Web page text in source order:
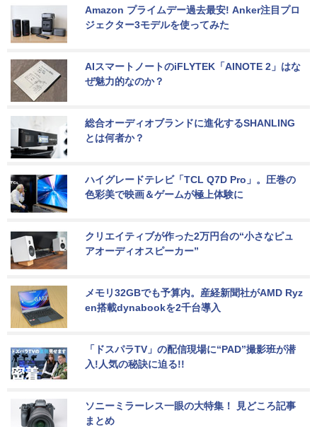
Amazon プライムデー過去最安! Anker注目プロ
ジェクター3モデルを使ってみた
AIスマートノートのiFLYTEK「AINOTE 2」はな
ぜ魅力的なのか？
総合オーディオブランドに進化するSHANLING
とは何者か？
ハイグレードテレビ「TCL Q7D Pro」。圧巻の
色彩美で映画＆ゲームが極上体験に
クリエイティブが作った2万円台の“小さなピュ
アオーディオスピーカー”
メモリ32GBでも予算内。産経新聞社がAMD Ryz
en搭載dynabookを2千台導入
「ドスパラTV」の配信現場に“PAD”撮影班が潜
入!人気の秘訣に迫る!!
ソニーミラーレス一眼の大特集！ 見どころ記事
まとめ